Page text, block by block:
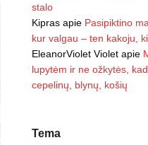
stalo
Kipras apie Pasipiktino
kur valgau – ten kakoju,
EleanorViolet Violet apie
lupytėm ir ne ožkytės,
cepelinų, blynų, košių
Tema